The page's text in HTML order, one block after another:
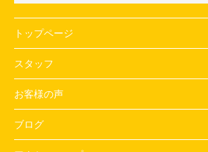
トップページ
スタッフ
お客様の声
ブログ